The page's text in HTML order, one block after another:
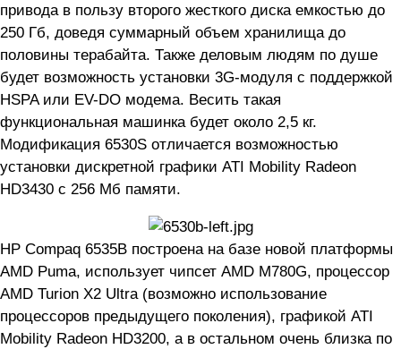
привода в пользу второго жесткого диска емкостью до
250 Гб, доведя суммарный объем хранилища до
половины терабайта. Также деловым людям по душе
будет возможность установки 3G-модуля с поддержкой
HSPA или EV-DO модема. Весить такая
функциональная машинка будет около 2,5 кг.
Модификация 6530S отличается возможностью
установки дискретной графики ATI Mobility Radeon
HD3430 с 256 Мб памяти.
HP Compaq 6535B построена на базе новой платформы
AMD Puma, использует чипсет AMD M780G, процессор
AMD Turion X2 Ultra (возможно использование
процессоров предыдущего поколения), графикой ATI
Mobility Radeon HD3200, а в остальном очень близка по